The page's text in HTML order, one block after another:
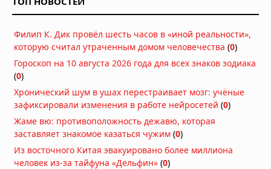
Новое моделирование разлома Сан-
Андреас показало экстремальные
колебания почвы при
землетрясении
Японские учёные начали испытания
препарата для выращивания новых
зубов у людей
Вчера в 09:13
На дне Тихого океана найдены зубы
Филип К. Дик провёл шесть часов в «иной реальности»,
которую считал утраченным домом человечества (0)
Гороскоп на 10 августа 2026 года для всех знаков зодиака
(0)
Хронический шум в ушах перестраивает мозг: учёные
зафиксировали изменения в работе нейросетей (0)
Жаме вю: противоположность дежавю, которая
заставляет знакомое казаться чужим (0)
Из восточного Китая эвакуировано более миллиона
человек из-за тайфуна «Дельфин» (0)